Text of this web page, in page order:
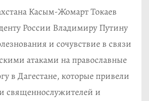
Касым-Жомарт Токаев
России Владимиру Путину
и сочувствие в связи
атаками на православные
в Дагестане, которые привели
священнослужителей и